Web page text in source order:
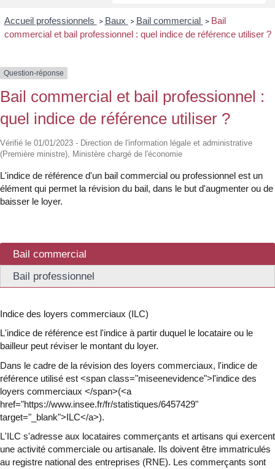
Accueil professionnels > Baux > Bail commercial > Bail
commercial et bail professionnel : quel indice de référence utiliser ?
Question-réponse
Bail commercial et bail professionnel :
quel indice de référence utiliser ?
Vérifié le 01/01/2023 - Direction de l'information légale et administrative
(Première ministre), Ministère chargé de l'économie
L'indice de référence d'un bail commercial ou professionnel est un
élément qui permet la révision du bail, dans le but d'augmenter ou de
baisser le loyer.
Bail commercial
Bail professionnel
Indice des loyers commerciaux (ILC)
L'indice de référence est l'indice à partir duquel le locataire ou le
bailleur peut réviser le montant du loyer.
Dans le cadre de la révision des loyers commerciaux, l'indice de
référence utilisé est <span class="miseenevidence">l'indice des
loyers commerciaux </span>(<a
href="https://www.insee.fr/fr/statistiques/6457429"
target="_blank">ILC</a>).
L'ILC s'adresse aux locataires commerçants et artisans qui exercent
une activité commerciale ou artisanale. Ils doivent être immatriculés
au registre national des entreprises (RNE). Les commerçants sont